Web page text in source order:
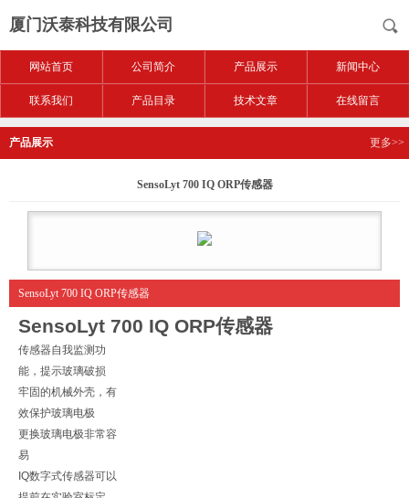
厦门沃泰科技有限公司
网站首页 公司简介 产品展示 新闻中心
联系我们 产品目录 技术文章 在线留言
产品展示 更多>>
SensoLyt 700 IQ ORP传感器
SensoLyt 700 IQ ORP传感器
SensoLyt 700 IQ ORP传感器
传感器自我监测功
能，提示玻璃破损
牢固的机械外壳，有
效保护玻璃电极
更换玻璃电极非常容
易
IQ数字式传感器可以